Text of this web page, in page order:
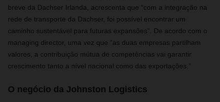
breve da Dachser Irlanda, acrescenta que “com a integração na
rede de transporte da Dachser, foi possível encontrar um
caminho sustentável para futuras expansões”. De acordo com o
managing director, uma vez que “as duas empresas partilham
valores, a contribuição mútua de competências vai garantir
crescimento tanto a nível nacional como das exportações.”
O negócio da Johnston Logistics